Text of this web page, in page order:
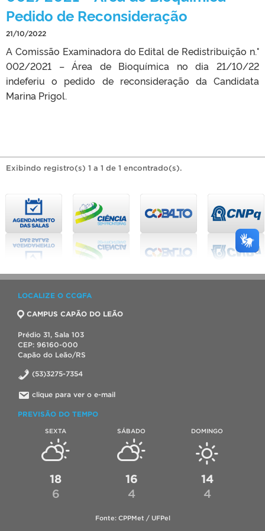
Pedido de Reconsideração
21/10/2022
A Comissão Examinadora do Edital de Redistribuição n.°
002/2021 – Área de Bioquímica no dia 21/10/22
indeferiu o pedido de reconsideração da Candidata
Marina Prigol.
Exibindo registro(s) 1 a 1 de 1 encontrado(s).
LOCALIZE O CCQFA
CAMPUS CAPÃO DO LEÃO
Prédio 31, Sala 103
CEP: 96160-000
Capão do Leão/RS
(53)3275-7354
clique para ver o e-mail
PREVISÃO DO TEMPO
SEXTA
18
6
SÁBADO
16
4
DOMINGO
14
4
Fonte: CPPMet / UFPel